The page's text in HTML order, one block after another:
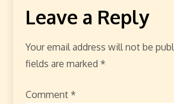
Leave a Reply
Your email address will not be
fields are marked *
Comment *